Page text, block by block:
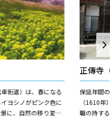
街道）は、春になる
ヨシノがピンク色に
に、自然の移り変わ
正傳寺
保延年間
（1610
職の持す